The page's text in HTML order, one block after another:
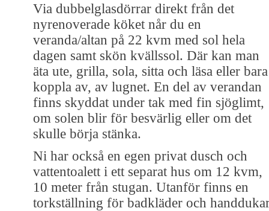
Via dubbelglasdörrar direkt från det
nyrenoverade köket når du en
veranda/altan på 22 kvm med sol hela
dagen samt skön kvällssol. Där kan man
äta ute, grilla, sola, sitta och läsa eller bara
koppla av, av lugnet. En del av verandan
finns skyddat under tak med fin sjöglimt,
om solen blir för besvärlig eller om det
skulle börja stänka.
Ni har också en egen privat dusch och
vattentoalett i ett separat hus om 12 kvm,
10 meter från stugan. Utanför finns en
torkställning för badkläder och